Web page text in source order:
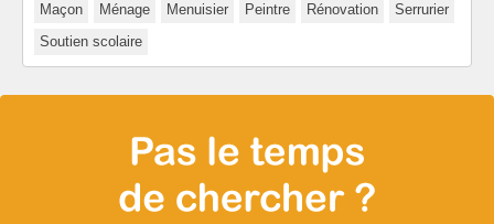
Maçon
Ménage Menuisier Peintre Rénovation
Serrurier
Soutien scolaire